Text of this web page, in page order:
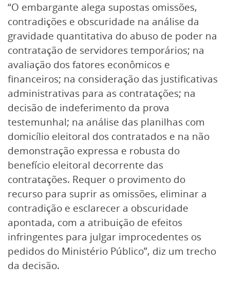
“O embargante alega supostas omissões,
contradições e obscuridade na análise da
gravidade quantitativa do abuso de poder na
contratação de servidores temporários; na
avaliação dos fatores econômicos e
financeiros; na consideração das justificativas
administrativas para as contratações; na
decisão de indeferimento da prova
testemunhal; na análise das planilhas com
domicílio eleitoral dos contratados e na não
demonstração expressa e robusta do
benefício eleitoral decorrente das
contratações. Requer o provimento do
recurso para suprir as omissões, eliminar a
contradição e esclarecer a obscuridade
apontada, com a atribuição de efeitos
infringentes para julgar improcedentes os
pedidos do Ministério Público”, diz um trecho
da decisão.